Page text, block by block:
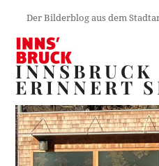
Der Bilderblog aus dem
INNSBRUCK
ERINNERT